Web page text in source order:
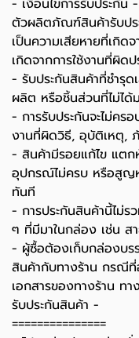
-️ เงื่อนไขการรับประกัน -️
ตัวผลิตภัณฑ์สินค้ารับปร
เป็นความเสียหายที่เกิด
เกิดจากการใช้งานที่ผิด
- รับประกันสินค้าที่ชำรุด
ผลิต หรือชิ้นส่วนที่ไม่ได้
- การรับประกันจะไม่คร
งานที่ผิดวิธี, อุบัติเหตุ,
- สินค้ามีรอยแก้ไข แต
อุปกรณ์ไม่ครบ หรือสูญห
ทันที
- การประกันสินค้านี้ไม่
ๆ ที่มีมาในกล่อง เช่น ส
-️ ผู้ซื้อต้องเก็บกล่องบร
สินค้ากับทางร้าน กรณีที่
เอกสารของทางร้าน ท
รับประกันสินค้า -️
===============